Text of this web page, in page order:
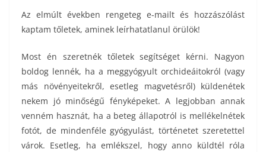
Az elmúlt években rengeteg e-mailt és hozzászólást
kaptam tőletek, aminek leírhatatlanul örülök!
Most én szeretnék tőletek segítséget kérni. Nagyon
boldog lennék, ha a meggyógyult orchideáitokról (vagy
más növényeitekről, esetleg magvetésről) küldenétek
nekem jó minőségű fényképeket. A legjobban annak
venném hasznát, ha a beteg állapotról is mellékelnétek
fotót, de mindenféle gyógyulást, történetet szeretettel
várok. Esetleg, ha emlékszel, hogy anno küldtél róla